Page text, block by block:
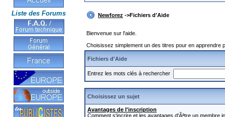
Liste des Forums Newforez ->Fichiers d'Aide
Bienvenue sur l'aide.
Choisissez simplement un des titres pour en
Fichiers d'Aide
Entrez les mots clés à rechercher
Choisissez un sujet
Avantages de l'inscription
Comment s'incrire et les avantages d'Ãªtre un membre